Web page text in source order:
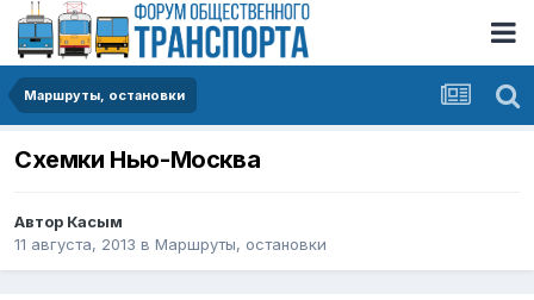
Маршруты, остановки
Схемки Нью-Москва
Автор Касым
11 августа, 2013 в Маршруты, остановки